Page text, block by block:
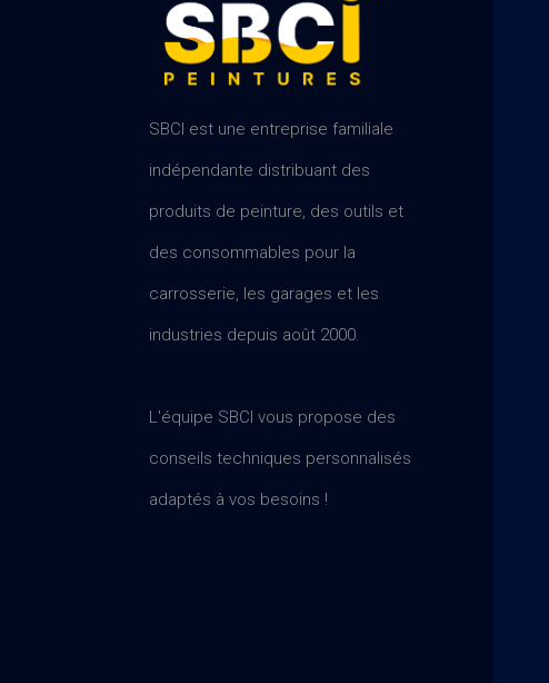
SBCI est une entreprise familiale
indépendante distribuant des
produits de peinture, des outils et
des consommables pour la
carrosserie, les garages et les
industries depuis août 2000.
L'équipe SBCI vous propose des
conseils techniques personnalisés
adaptés à vos besoins !